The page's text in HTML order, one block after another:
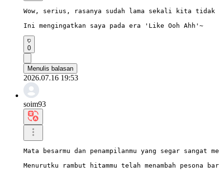
Wow, serius, rasanya sudah lama sekali kita tidak
Ini mengingatkan saya pada era 'Like Ooh Ahh'~
0
Menulis balasan
2026.07.16 19:53
soim93
Mata besarmu dan penampilanmu yang segar sangat
Menurutku rambut hitammu telah menambah pesona